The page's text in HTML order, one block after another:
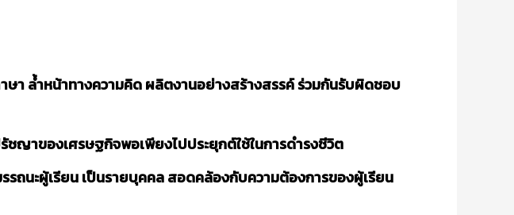
า ล้ำหน้าทางความคิด ผลิตงานอย่างสร้างสรรค์ ร่วมกันรับผิดชอบ
ญาของเศรษฐกิจพอเพียงไปประยุกต์ใช้ในการดำรงชีวิต
นะผู้เรียน เป็นรายบุคคล สอดคล้องกับความต้องการของผู้เรียน